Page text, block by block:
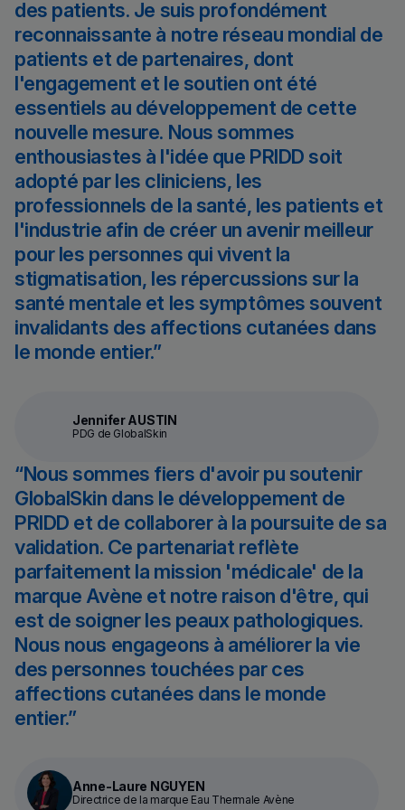
des patients. Je suis profondément
reconnaissante à notre réseau mondial de
patients et de partenaires, dont
l'engagement et le soutien ont été
essentiels au développement de cette
nouvelle mesure. Nous sommes
enthousiastes à l'idée que PRIDD soit
adopté par les cliniciens, les
professionnels de la santé, les patients et
l'industrie afin de créer un avenir meilleur
pour les personnes qui vivent la
stigmatisation, les répercussions sur la
santé mentale et les symptômes souvent
invalidants des affections cutanées dans
le monde entier.
Jennifer AUSTIN
PDG de GlobalSkin
Nous sommes fiers d'avoir pu soutenir
GlobalSkin dans le développement de
PRIDD et de collaborer à la poursuite de sa
validation. Ce partenariat reflète
parfaitement la mission 'médicale' de la
marque Avène et notre raison d'être, qui
est de soigner les peaux pathologiques.
Nous nous engageons à améliorer la vie
des personnes touchées par ces
affections cutanées dans le monde
entier.
Anne-Laure NGUYEN
Directrice de la marque Eau Thermale Avène